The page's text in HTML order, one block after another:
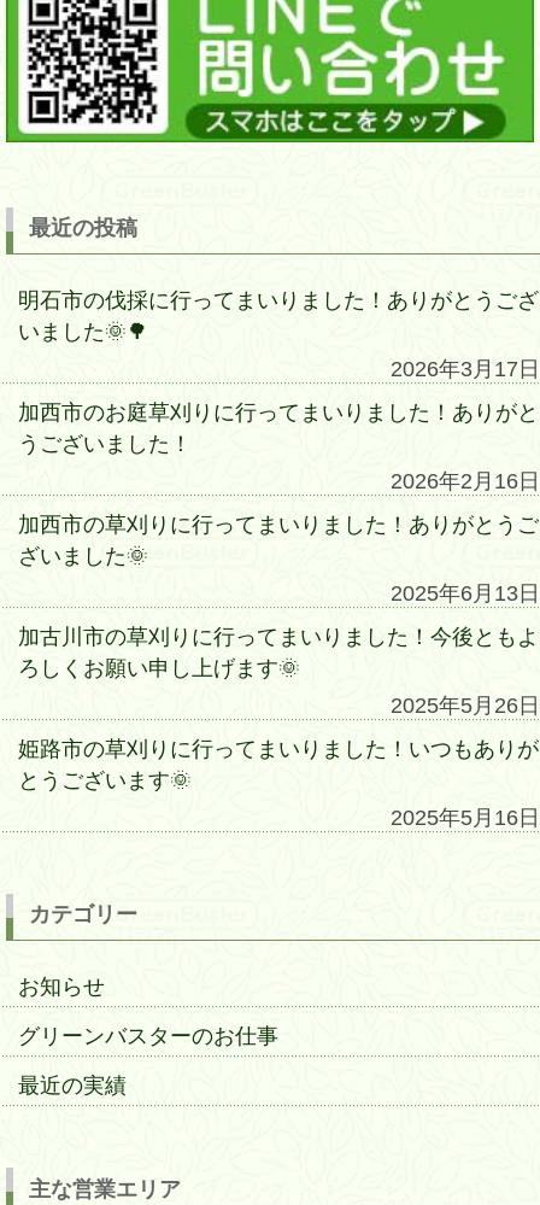
最近の投稿
明石市の伐採に行ってまいりました！ありがとうござ
いました🌞🌳
2026年3月17日
加西市のお庭草刈りに行ってまいりました！ありがと
うございました！
2026年2月16日
加西市の草刈りに行ってまいりました！ありがとうご
ざいました🌞
2025年6月13日
加古川市の草刈りに行ってまいりました！今後ともよ
ろしくお願い申し上げます🌞
2025年5月26日
姫路市の草刈りに行ってまいりました！いつもありが
とうございます🌞
2025年5月16日
カテゴリー
お知らせ
グリーンバスターのお仕事
最近の実績
主な営業エリア